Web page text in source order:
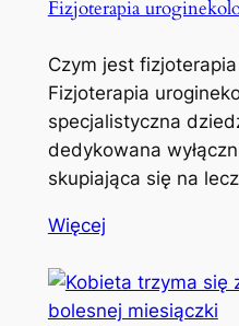
Fizjoterapia
Czym jest
Fizjoterapia
specjalistyczna
dedykowana
skupiająca się na
Więcej